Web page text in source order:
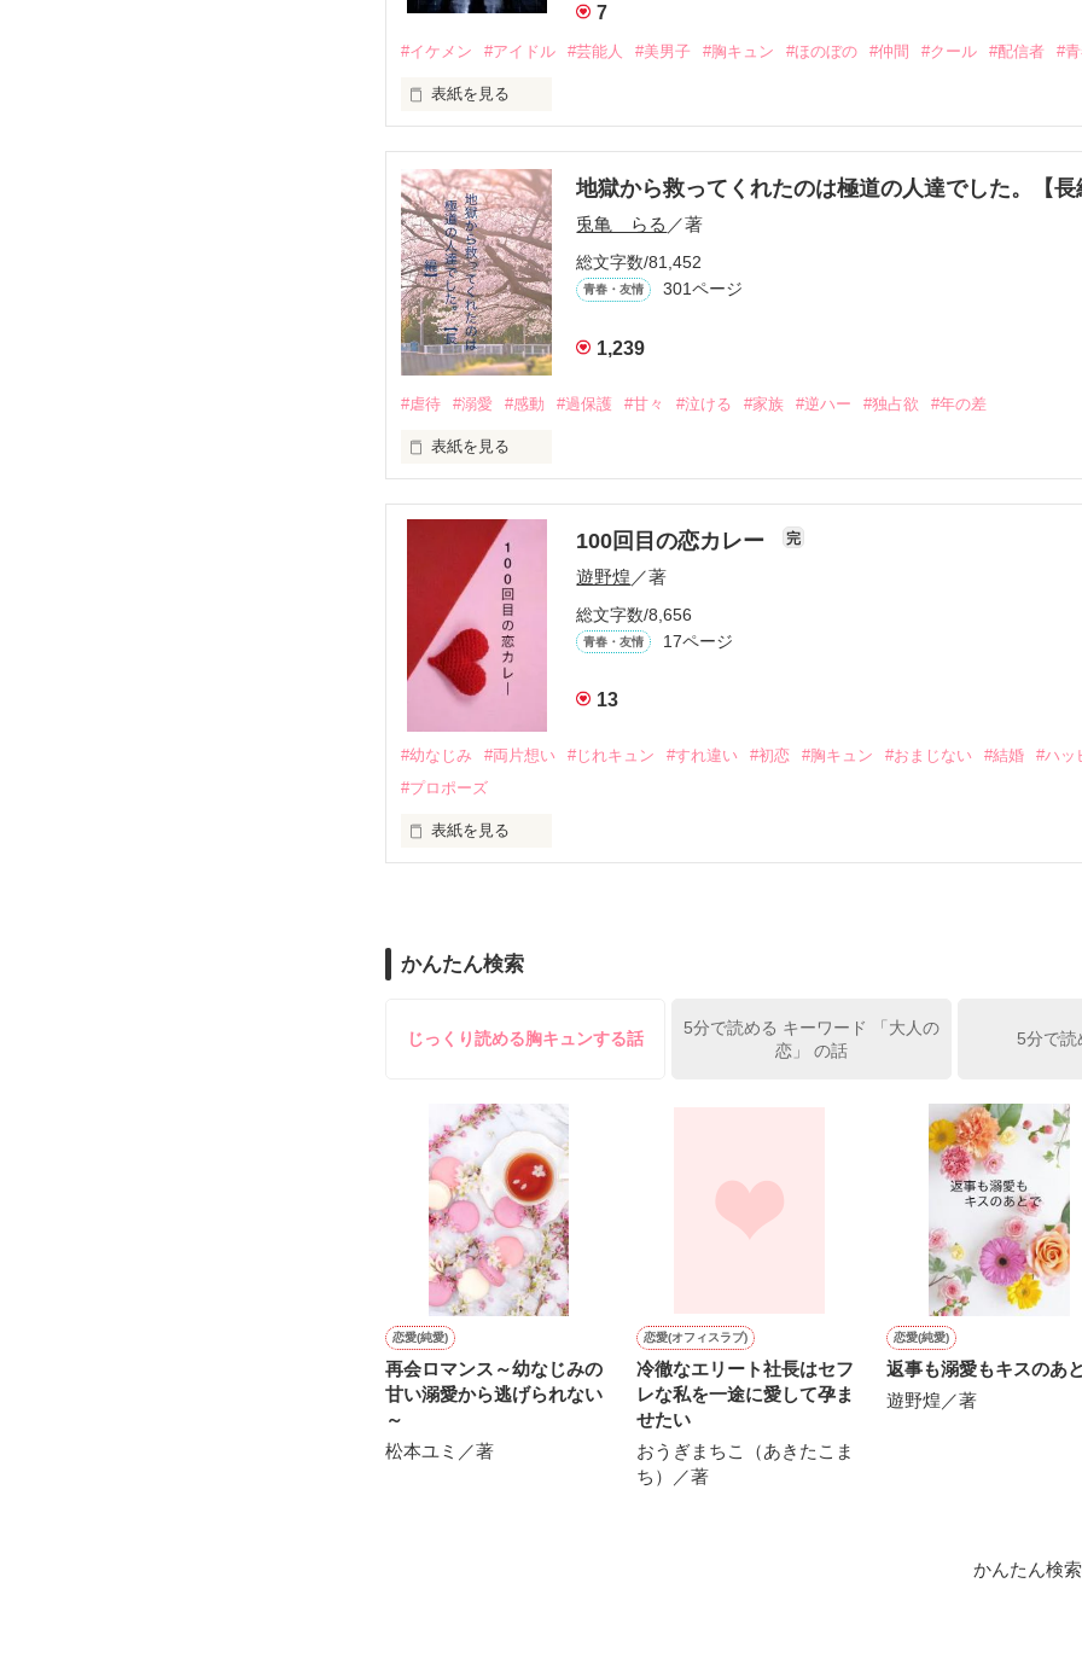
7
#イケメン #アイドル #芸能人 #美男子 #胸キュン #ほのぼの #仲間 #クール #配信者 #
表紙を見る
不器用でも努力を諦めない赤。
無口で頼れる黒。
天才肌で笑顔が眩しい白。
三人の姿に勇気をもらい、「私も一歩踏み出してみたい」と思えるようになった。
恋、友情、夢、そして成長。
〜青春群像劇〜
画像AI制作
地獄から救ってくれたのは極道の人達でした。【長
兎亀 らる ／著
総文字数/81,452
青春・友情 301ページ
1,239
#虐待 #溺愛 #感動 #過保護 #甘々 #泣ける #家族 #逆ハー #独占欲 #年の差
表紙を見る
『──のせいじゃないよ』
｢なんであんたが生きてんのよ｣
『生きていてくれてありがとう』
｢あんたなんか産まなきゃ良かった｣
｢あんたさえ居なければ·····｣
その女の子に感情を教える極道達との物語。
泣き方も、笑い方も、助けの求め方も、何も知らなかった。
でもみんなが教えてくれた。
『"愛してるよ"』
感動のラスト──
100回目の恋カレー 完
遊野煌 ／著
総文字数/8,656
青春・友情 17ページ
13
#幼なじみ #両片想い #じれキュン #すれ違い #初恋 #胸キュン #おまじない #結婚
#ハッ
#プロポーズ
表紙を見る
『うん。恋カレーを100回たべたら、好きな人が自分のこと好きになっちゃうんだって』
※表紙はフリー素材です。コンテスト用に既存作を改稿しました。
作品を読む
かんたん検索
じっくり読める胸キュンする話
5分で読める キーワード 「大人の
恋」 の話
5分で読
恋愛(純愛)
再会ロマンス～幼なじみの
甘い溺愛から逃げられない
～
松本ユミ／著
恋愛(オフィスラブ)
冷徹なエリート社長はセフ
レな私を一途に愛して孕ま
せたい
おうぎまちこ（あきたこま
ち）／著
恋愛(純愛)
返事も溺愛もキスのあ
遊野煌／著
かんたん検